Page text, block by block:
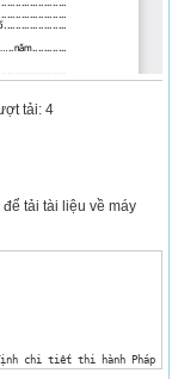
tải: 4
, để tải tài liệu về máy
định chi tiết thi hành